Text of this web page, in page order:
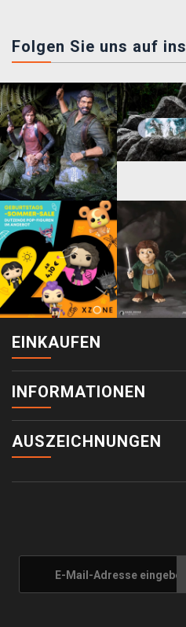
Folgen Sie uns auf
EINKAUFEN
INFORMATIONEN
AUSZEICHNUNGEN